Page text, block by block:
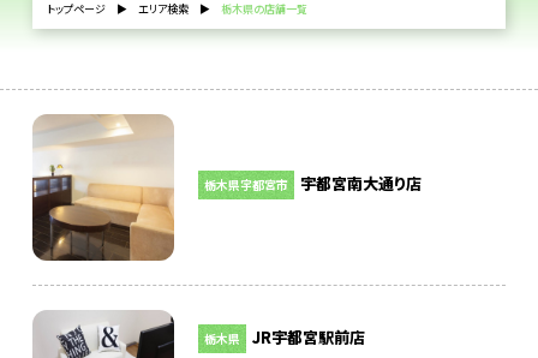
トップページ▶ エリア検索▶ 栃木県の店舗一覧
栃木県宇都宮市 宇都宮南大通り店
栃木県 JR宇都宮駅前店